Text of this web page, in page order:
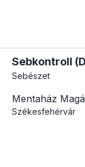
Sebkontroll
Sebészet
Mentaház
Székesfehérvár